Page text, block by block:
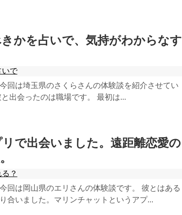
かを占いで、気持がわからなす
いで
回は埼玉県のさくらさんの体験談を紹介させてい
出会ったのは職場です。 最初は...
で出会いました。遠距離恋愛の
？
回は岡山県のエリさんの体験談です。 彼とはある
合いました。マリンチャットというアプ...